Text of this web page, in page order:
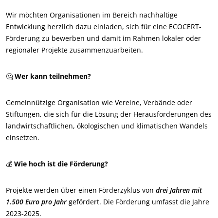
ECOCERT
Karriere
Wir möchten Organisationen im Bereich nachhaltige
Entwicklung herzlich dazu einladen, sich für eine ECOCERT-
Förderung zu bewerben und damit im Rahmen lokaler oder
regionaler Projekte zusammenzuarbeiten.
🤔 Wer kann teilnehmen?
Gemeinnützige Organisation wie Vereine, Verbände oder
Stiftungen, die sich für die Lösung der Herausforderungen des
landwirtschaftlichen, ökologischen und klimatischen Wandels
einsetzen.
💰 Wie hoch ist die Förderung?
Projekte werden über einen Förderzyklus von drei Jahren mit
1.500 Euro pro Jahr gefördert. Die Förderung umfasst die Jahre
2023-2025.